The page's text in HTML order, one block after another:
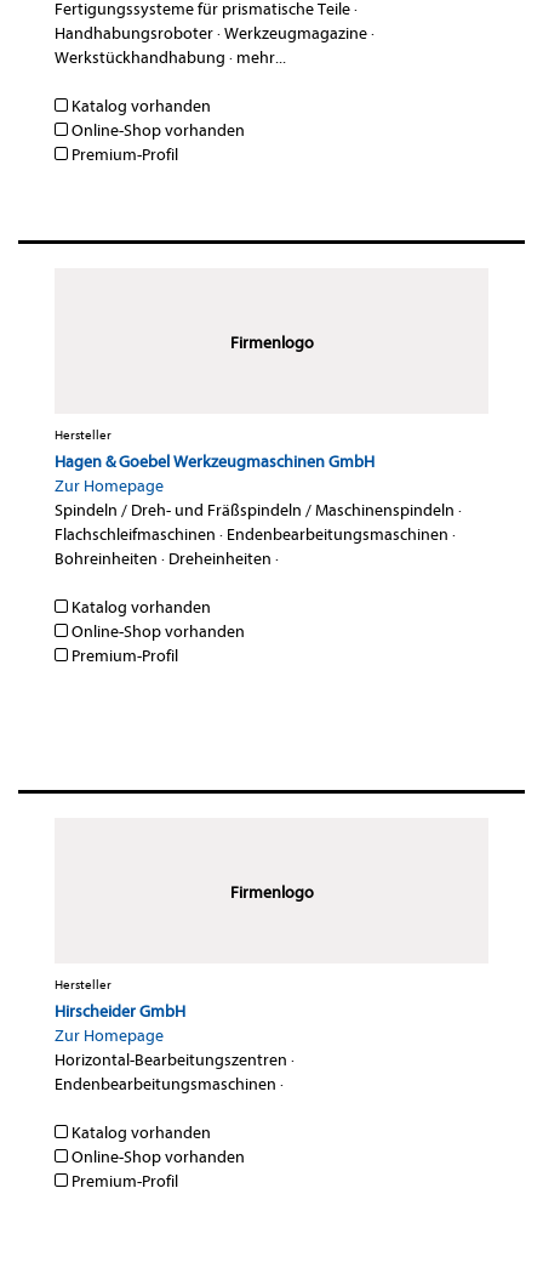
Fertigungssysteme für prismatische Teile·
Handhabungsroboter·Werkzeugmagazine·
Werkstückhandhabung · mehr...
Katalog vorhanden
Online-Shop vorhanden
Premium-Profil
Firmenlogo
Hersteller
Hagen & Goebel Werkzeugmaschinen GmbH
Zur Homepage
Spindeln / Dreh- und Fräßspindeln / Maschinenspindeln ·
Flachschleifmaschinen · Endenbearbeitungsmaschinen ·
Bohreinheiten · Dreheinheiten ·
Katalog vorhanden
Online-Shop vorhanden
Premium-Profil
Firmenlogo
Hersteller
Hirscheider GmbH
Zur Homepage
Horizontal-Bearbeitungszentren ·
Endenbearbeitungsmaschinen ·
Katalog vorhanden
Online-Shop vorhanden
Premium-Profil